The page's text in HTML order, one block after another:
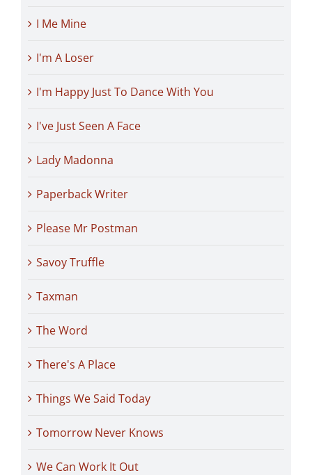
I Me Mine
I'm A Loser
I'm Happy Just To Dance With You
I've Just Seen A Face
Lady Madonna
Paperback Writer
Please Mr Postman
Savoy Truffle
Taxman
The Word
There's A Place
Things We Said Today
Tomorrow Never Knows
We Can Work It Out